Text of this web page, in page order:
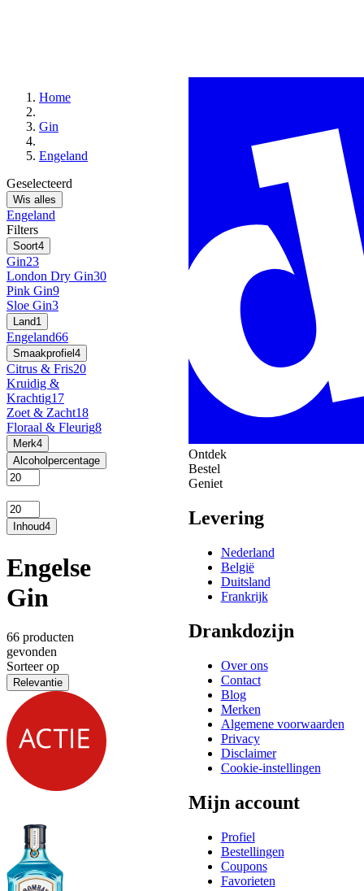
Home
Gin
Engeland
Geselecteerd
Wis alles
Engeland
Filters
Soort4
Gin23
London Dry Gin30
Pink Gin9
Sloe Gin3
Land1
Engeland66
Smaakprofiel 4
Citrus & Fris20
Kruidig &
Krachtig17
Zoet & Zacht18
Floraal & Fleurig8
Merk4
Alcoholpercentage
Inhoud4
Engelse
Gin
66 producten
gevonden
Sorteer op
Relevantie
Ontdek
Bestel
Geniet
Levering
Nederland
België
Duitsland
Frankrijk
Drankdozijn
Over ons
Contact
Blog
Merken
Algemene voorwaarden
Privacy
Disclaimer
Cookie-instellingen
Mijn account
Profiel
Bestellingen
Coupons
Favorieten